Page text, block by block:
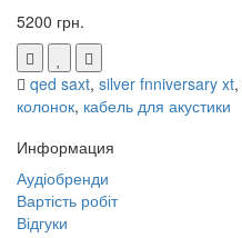
5200 грн.
qed saxt, silver fnniversary xt,
колонок, кабель для акустики
Информация
Аудіобренди
Вартість робіт
Відгуки